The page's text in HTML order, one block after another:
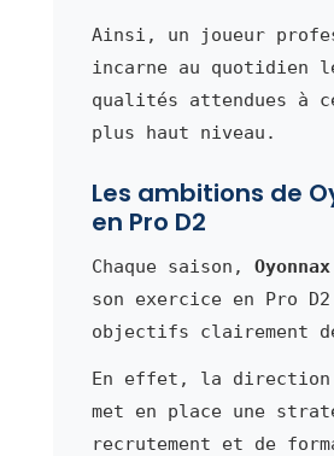
Ainsi, un joueur
incarne au quotidien
qualités attendues à
plus haut niveau.
Les ambitions de
en Pro D2
Chaque saison, Oyonnax
son exercice en Pro
objectifs clairement
En effet, la direction
met en place une
recrutement et de